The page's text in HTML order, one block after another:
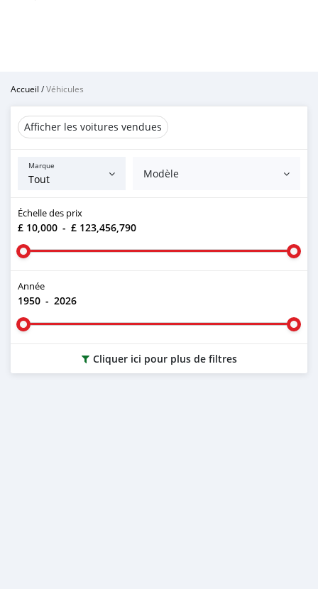
Accueil /Véhicules
Afficher les voitures vendues
Marque
Modèle
Échelle des prix
£ 10,000 - £ 123,456,790
Année
1950 - 2026
Cliquer ici pour plus de filtres